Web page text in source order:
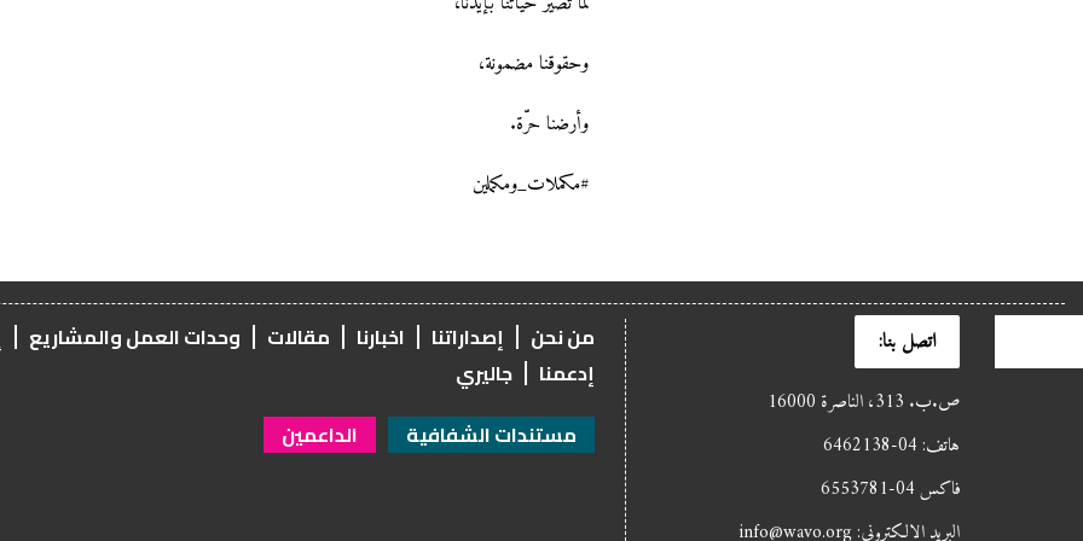
وحقوقنا مضمونة،
وأرضنا حرّة.
#مكملات_ومكملين
اتصل بنا:
ص.ب. 313، الناصرة 16000
هاتف: 04-6462138
فاكس 04-6553781
البريد الالكتروني: info@wavo.org
من نحن إصداراتنا اخبارنا مقالات وحدات العمل والمشاريع
إدعمنا
جاليري
مستندات الشفافية
الداعمين